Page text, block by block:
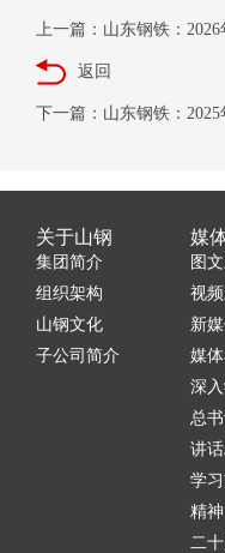
上一篇：山东钢铁：
返回
下一篇：山东钢铁：
关于山钢
集团简介
组织架构
山钢文化
子公司简介
媒
图
视
新
媒
深
总
讲
学
精
二